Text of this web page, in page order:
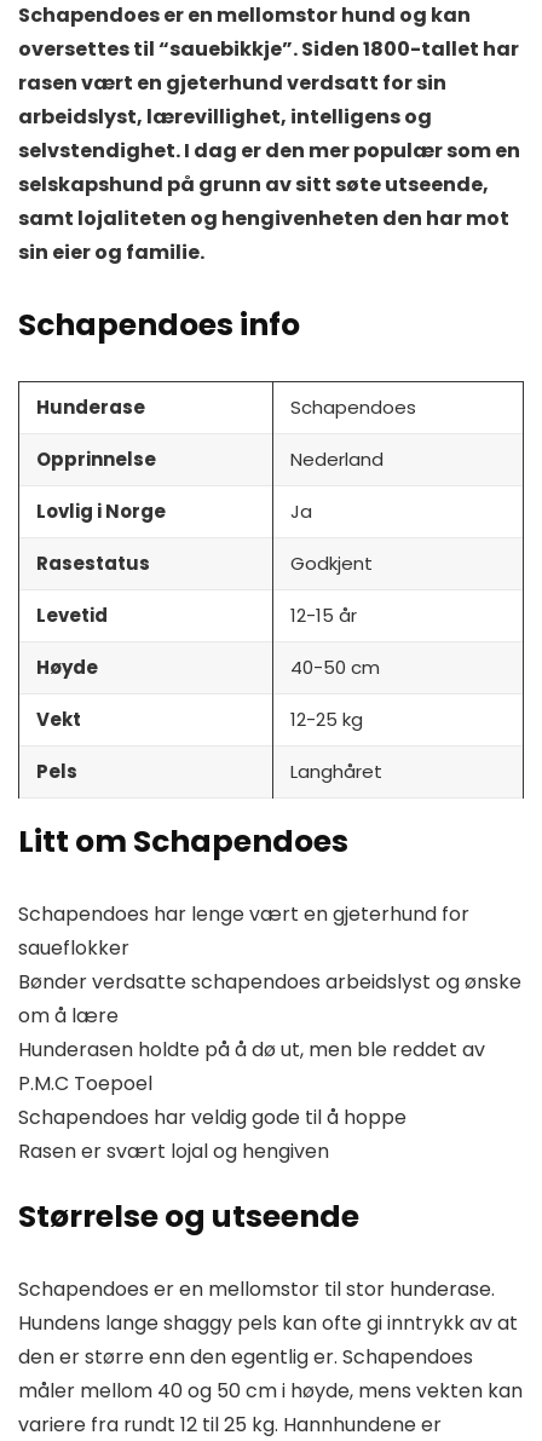
Schapendoes er en mellomstor hund og kan
oversettes til “saue­bikkje”. Siden 1800-tallet har
rasen vært en gjeterhund verdsatt for sin
arbeidslyst, lærevillighet, intelligens og
selvstendighet. I dag er den mer populær som en
selskapshund på grunn av sitt søte utseende,
samt lojaliteten og hengivenheten den har mot
sin eier og familie.
Schapendoes info
Hunderase Schapendoes
Opprinnelse Nederland
Lovlig i Norge Ja
Rasestatus Godkjent
Levetid 12-15 år
Høyde 40-50 cm
Vekt 12-25 kg
Pels Langhåret
Litt om Schapendoes
Schapendoes har lenge vært en gjeterhund for
saueflokker
Bønder verdsatte schapendoes arbeidslyst og ønske
om å lære
Hunderasen holdte på å dø ut, men ble reddet av
P.M.C Toepoel
Schapendoes har veldig gode til å hoppe
Rasen er svært lojal og hengiven
Størrelse og utseende
Schapendoes er en mellomstor til stor hunderase.
Hundens lange shaggy pels kan ofte gi inntrykk av at
den er større enn den egentlig er. Schapendoes
måler mellom 40 og 50 cm i høyde, mens vekten kan
variere fra rundt 12 til 25 kg. Hannhundene er